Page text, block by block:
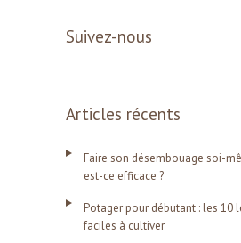
Suivez-nous
Articles récents
Faire son désembouage soi-
est-ce efficace ?
Potager pour débutant : les 10
faciles à cultiver